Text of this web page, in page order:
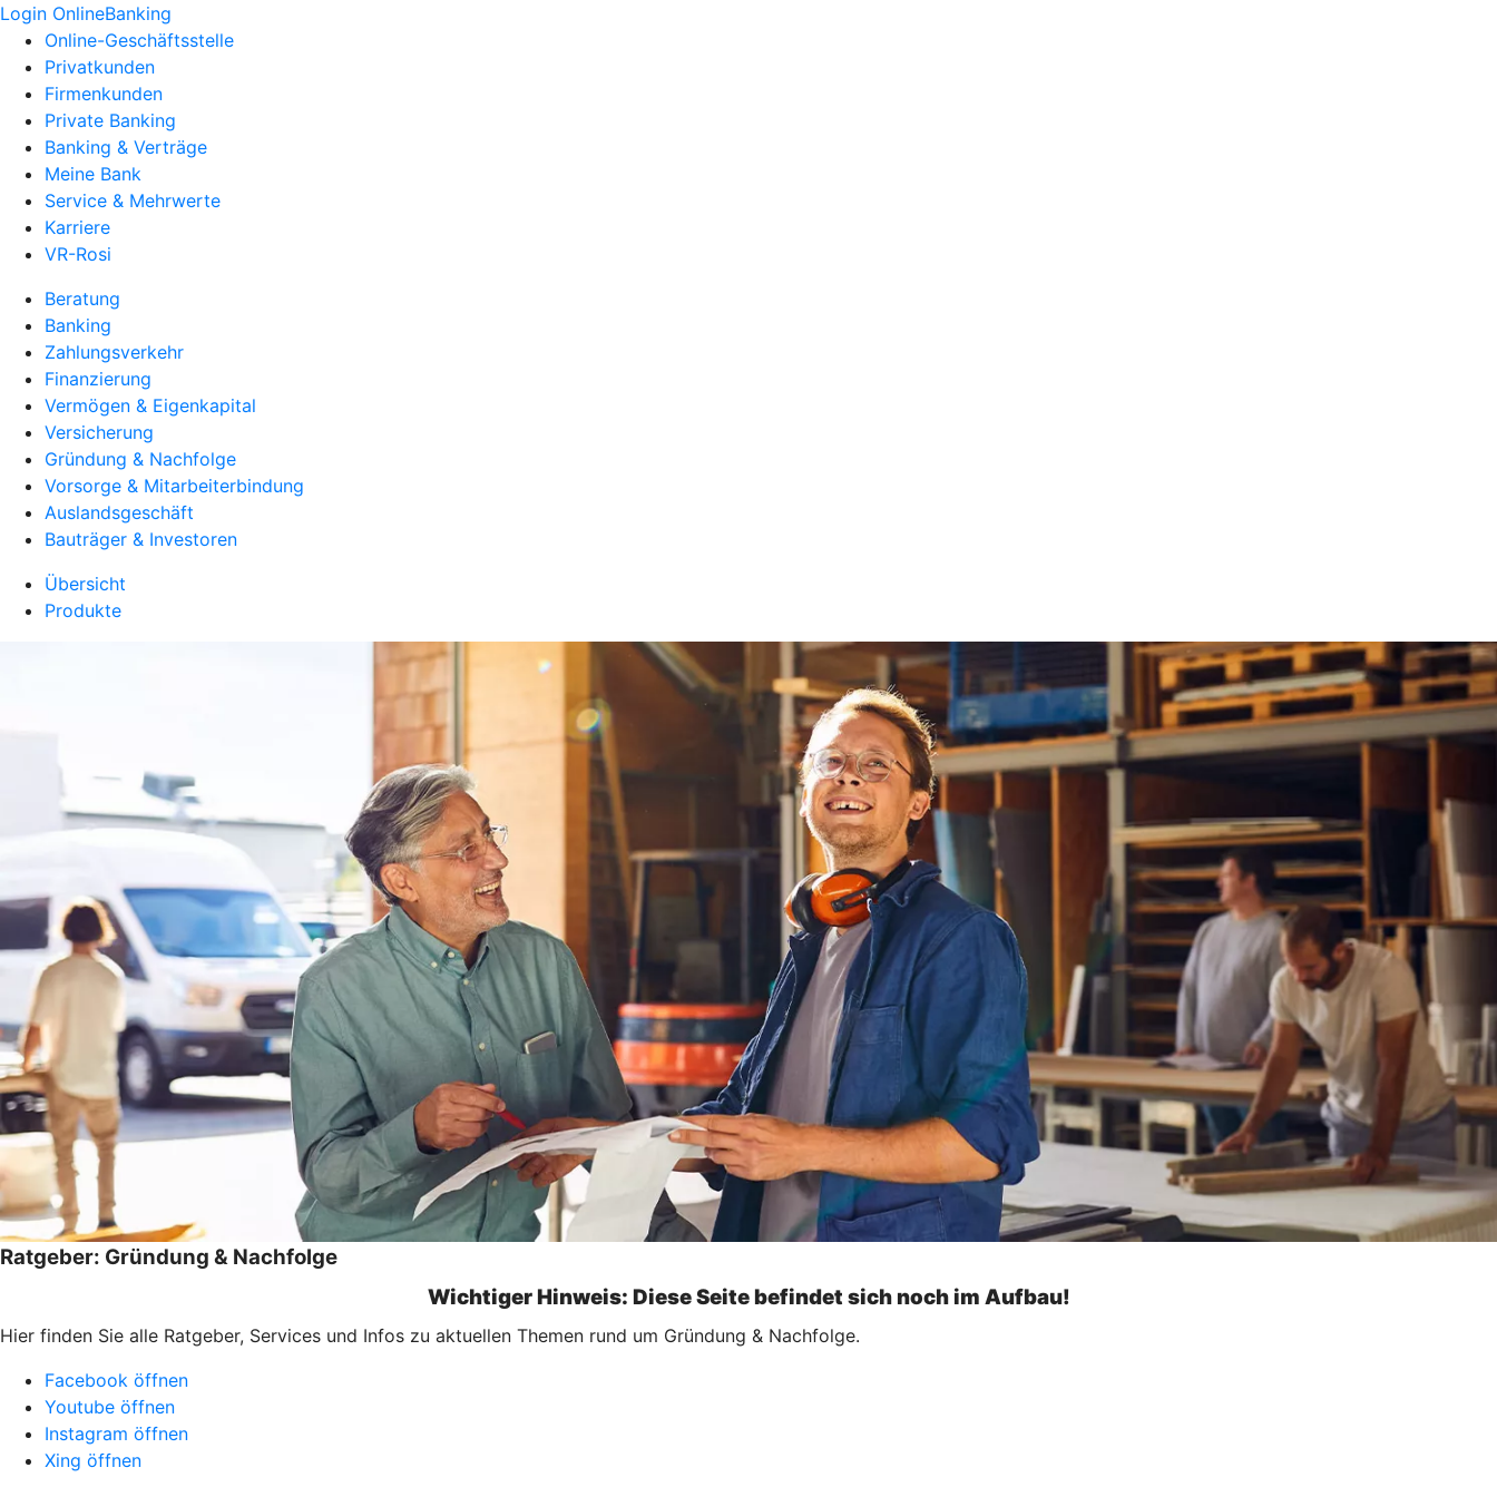
Login OnlineBanking
Online-Geschäftsstelle
Privatkunden
Firmenkunden
Private Banking
Banking & Verträge
Meine Bank
Service & Mehrwerte
Karriere
VR-Rosi
Beratung
Banking
Zahlungsverkehr
Finanzierung
Vermögen & Eigenkapital
Versicherung
Gründung & Nachfolge
Vorsorge & Mitarbeiterbindung
Auslandsgeschäft
Bauträger & Investoren
Übersicht
Produkte
Ratgeber: Gründung & Nachfolge
Wichtiger Hinweis: Diese Seite befindet sich noch im Aufbau!
Hier finden Sie alle Ratgeber, Services und Infos zu aktuellen Themen rund um Gründung & Nachfolge.
Facebook öffnen
Youtube öffnen
Instagram öffnen
Xing öffnen